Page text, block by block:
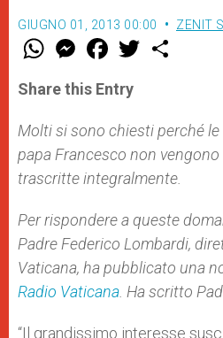
GIUGNO 01, 2013 00:00 ZENIT
W
t
s
p
p
M
e
s
e
g
e
r
F
a
e
b
o
k
w
r
Share this Entry
Molti si sono chiesti perché
papa Francesco non
trascritte integralmente.
Per rispondere a queste
Padre Federico Lombardi,
Vaticana, ha pubblicato una
Radio Vaticana . Ha scritto
“Il grandissimo interesse